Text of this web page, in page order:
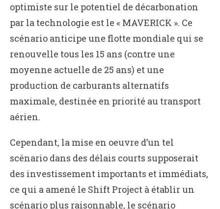
optimiste sur le potentiel de décarbonation
par la technologie est le « MAVERICK ». Ce
scénario anticipe une flotte mondiale qui se
renouvelle tous les 15 ans (contre une
moyenne actuelle de 25 ans) et une
production de carburants alternatifs
maximale, destinée en priorité au transport
aérien.
Cependant, la mise en oeuvre d’un tel
scénario dans des délais courts supposerait
des investissement importants et immédiats,
ce qui a amené le Shift Project à établir un
scénario plus raisonnable, le scénario